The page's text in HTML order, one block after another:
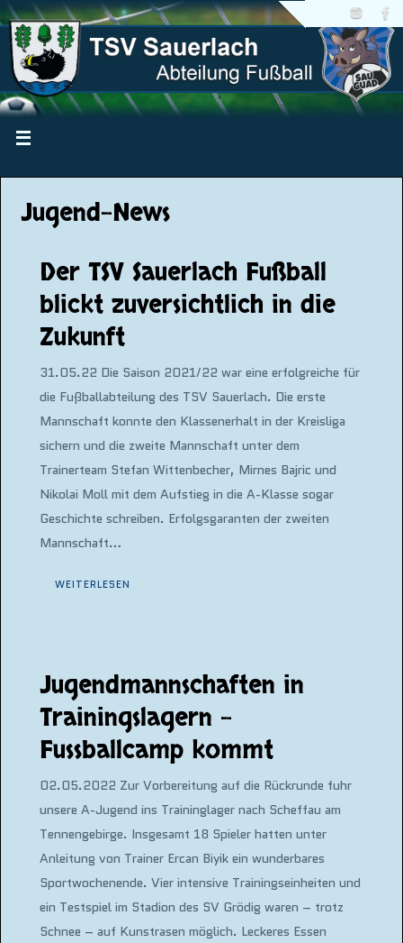
Jugend-News
Der TSV Sauerlach Fußball
blickt zuversichtlich in die
Zukunft
31.05.22 Die Saison 2021/22 war eine erfolgreiche für
die Fußballabteilung des TSV Sauerlach. Die erste
Mannschaft konnte den Klassenerhalt in der Kreisliga
sichern und die zweite Mannschaft unter dem
Trainerteam Stefan Wittenbecher, Mirnes Bajric und
Nikolai Moll mit dem Aufstieg in die A-Klasse sogar
Geschichte schreiben. Erfolgsgaranten der zweiten
Mannschaft…
WEITERLESEN
Jugendmannschaften in
Trainingslagern –
Fussballcamp kommt
02.05.2022 Zur Vorbereitung auf die Rückrunde fuhr
unsere A-Jugend ins Traininglager nach Scheffau am
Tennengebirge. Insgesamt 18 Spieler hatten unter
Anleitung von Trainer Ercan Biyik ein wunderbares
Sportwochenende. Vier intensive Trainingseinheiten und
ein Testspiel im Stadion des SV Grödig waren – trotz
Schnee – auf Kunstrasen möglich. Leckeres Essen